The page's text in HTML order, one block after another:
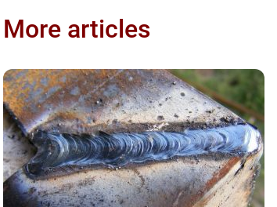
More articles